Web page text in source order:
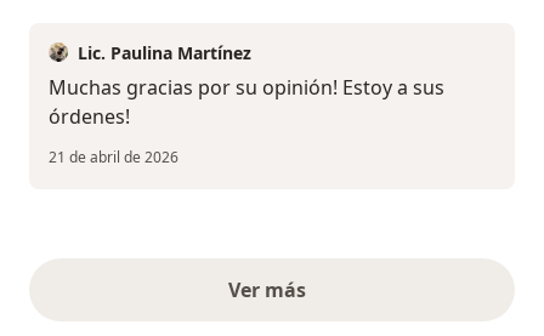
Lic. Paulina Martínez
Muchas gracias por su opinión! Estoy a sus
órdenes!
21 de abril de 2026
Ver másopiniones anteriores